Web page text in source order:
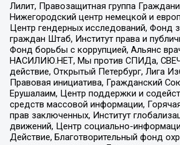
Лилит, Правозащитная группа
Нижегородский центр немецкой и
Центр гендерных исследований, Фонд
граждан Штаб, Институт права и
Фонд борьбы с коррупцией, Альянс
НАСИЛИЮ.НЕТ, Мы против СПИДа,
действие, Открытый Петербург, Лига
Правовая инициатива, Гражданский
Ерушалаим, Центр поддержки и
средств массовой информации,
прав заключенных, Институт
движений, Центр социально-
Действие, Благотворительный фонд